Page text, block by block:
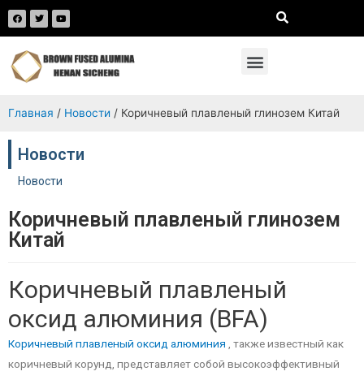
Главная / Новости / Коричневый плавленый глинозем Китай
Новости
Новости
Коричневый плавленый глинозем
Китай
Коричневый плавленый
оксид алюминия (BFA)
Коричневый плавленый оксид алюминия , также известный как
коричневый корунд, представляет собой высокоэффективный